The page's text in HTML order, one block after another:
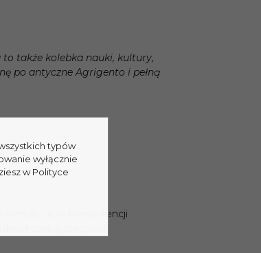
także kolebka nauki, kultury,
po antyczne Agrigento i pełną
się w konsystencji
pistacjowa,
typów
wyłącznie
w Polityce